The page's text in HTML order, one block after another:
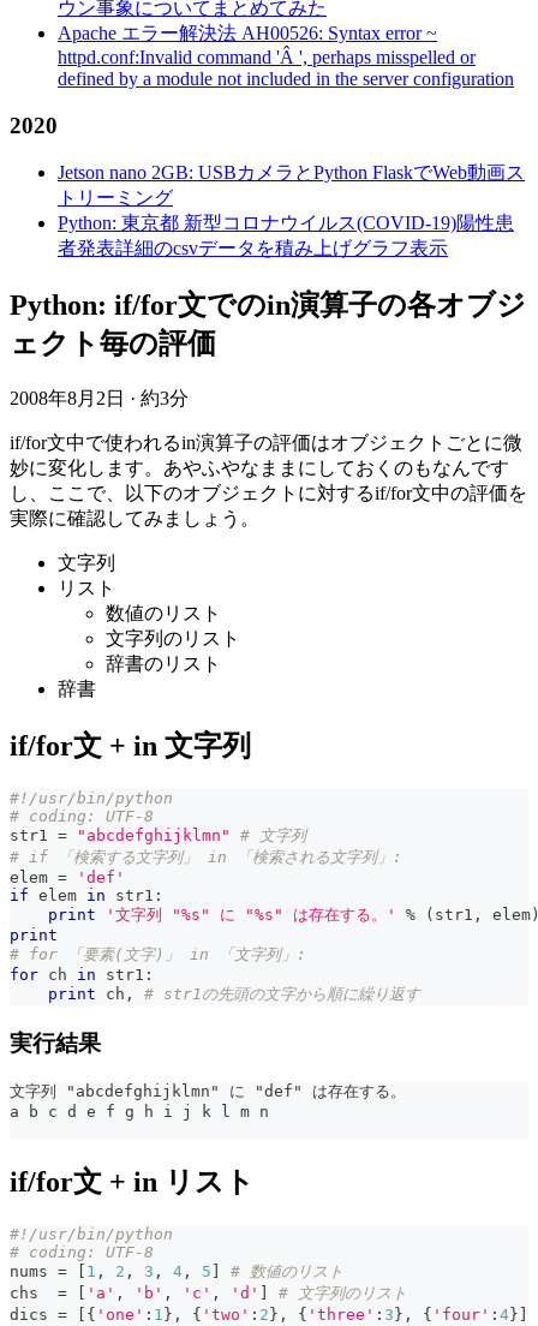
ウン事象についてまとめてみた
Apache エラー解決法 AH00526: Syntax error ~
httpd.conf:Invalid command 'Â ', perhaps misspelled or
defined by a module not included in the server configuration
2020
Jetson nano 2GB: USBカメラとPython FlaskでWeb動画ス
トリーミング
Python: 東京都 新型コロナウイルス(COVID-19)陽性患
者発表詳細のcsvデータを積み上げグラフ表示
Python: if/for文でのin演算子の各オブジ
ェクト毎の評価
2008年8月2日 · 約3分
if/for文中で使われるin演算子の評価はオブジェクトごとに微
妙に変化します。あやふやなままにしておくのもなんです
し、ここで、以下のオブジェクトに対するif/for文中の評価を
実際に確認してみましょう。
文字列
リスト
数値のリスト
文字列のリスト
辞書のリスト
辞書
if/for文 + in 文字列
#!/usr/bin/python
# coding: UTF-8
str1 = "abcdefghijklmn"
# 文字列
# if 「検索する文字列」 in 「検索される文字列」:
elem =
'def'
if elem in str1 :
print
'文字列 "%s" に "%s" は存在する。' % ( str1 , elem
print
# for 「要素(文字)」 in 「文字列」:
for ch in str1 :
print ch , # str1の先頭の文字から順に繰り返す
実行結果
文字列 "abcdefghijklmn" に "def" は存在する。
a b c d e f g h i j k l m n
if/for文 + in リスト
#!/usr/bin/python
# coding: UTF-8
nums = 1 , 2 , 3 , 4 , 5
# 数値のリスト
chs = 'a' , 'b' , 'c' , 'd'
# 文字列のリスト
dics = { 'one' : 1 } , { 'two' : 2 } , { 'three' : 3 } , { 'four' : 4 }